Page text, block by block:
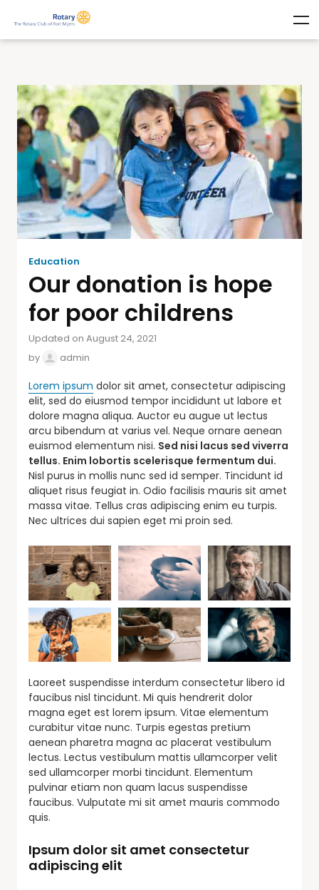
Education
Our donation is hope
for poor childrens
Updated on August 24, 2021
by
admin
Lorem ipsum dolor sit amet, consectetur adipiscing
elit, sed do eiusmod tempor incididunt ut labore et
dolore magna aliqua. Auctor eu augue ut lectus
arcu bibendum at varius vel. Neque ornare aenean
euismod elementum nisi. Sed nisi lacus sed viverra
tellus. Enim lobortis scelerisque fermentum dui.
Nisl purus in mollis nunc sed id semper. Tincidunt id
aliquet risus feugiat in. Odio facilisis mauris sit amet
massa vitae. Tellus cras adipiscing enim eu turpis.
Nec ultrices dui sapien eget mi proin sed.
Laoreet suspendisse interdum consectetur libero id
faucibus nisl tincidunt. Mi quis hendrerit dolor
magna eget est lorem ipsum. Vitae elementum
curabitur vitae nunc. Turpis egestas pretium
aenean pharetra magna ac placerat vestibulum
lectus. Lectus vestibulum mattis ullamcorper velit
sed ullamcorper morbi tincidunt. Elementum
pulvinar etiam non quam lacus suspendisse
faucibus. Vulputate mi sit amet mauris commodo
quis.
Ipsum dolor sit amet consectetur
adipiscing elit